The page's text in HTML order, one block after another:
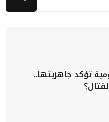
تؤكد جاهزيتها..